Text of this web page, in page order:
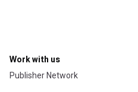
Work with us
Publisher Network